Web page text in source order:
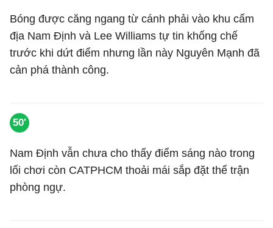
Bóng được căng ngang từ cánh phải vào khu cấm
địa Nam Định và Lee Williams tự tin khống chế
trước khi dứt điểm nhưng lần này Nguyên Mạnh đã
cản phá thành công.
50'
Nam Định vẫn chưa cho thấy điểm sáng nào trong
lối chơi còn CATPHCM thoải mái sắp đặt thế trận
phòng ngự.